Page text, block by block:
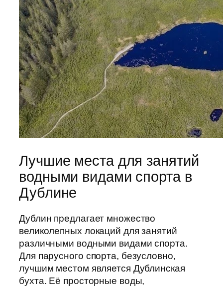
Лучшие места для занятий
водными видами спорта в
Дублине
Дублин предлагает множество
великолепных локаций для занятий
различными водными видами спорта.
Для парусного спорта, безусловно,
лучшим местом является Дублинская
бухта. Её просторные воды,